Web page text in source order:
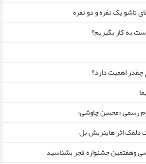
تاشو یک نفره و دو نفره
به کار بگیریم؟
چقدر اهمیت دارد؟
رسمی «محسن چاوشی»
دلقک اثر هاینریش بل
سی وهفتمین جشنواره فجر بشناسید